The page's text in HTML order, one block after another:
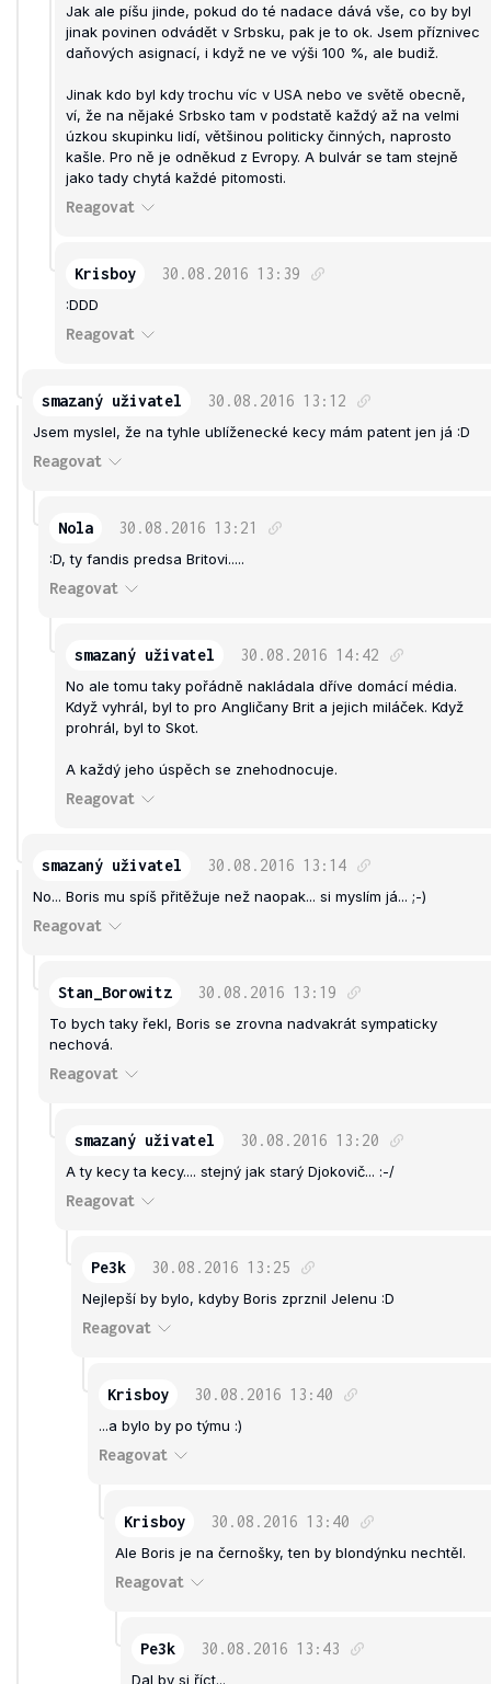
Jak ale píšu jinde, pokud do té nadace dává vše, co by byl
jinak povinen odvádět v Srbsku, pak je to ok. Jsem příznivec
daňových asignací, i když ne ve výši 100 %, ale budiž.
Jinak kdo byl kdy trochu víc v USA nebo ve světě obecně,
ví, že na nějaké Srbsko tam v podstatě každý až na velmi
úzkou skupinku lidí, většinou politicky činných, naprosto
kašle. Pro ně je odněkud z Evropy. A bulvár se tam stejně
jako tady chytá každé pitomosti.
Reagovat
Krisboy 30.08.2016 13:39
:DDD
Reagovat
smazaný uživatel 30.08.2016 13:12
Jsem myslel, že na tyhle ublíženecké kecy mám patent jen já :D
Reagovat
Nola 30.08.2016 13:21
:D, ty fandis predsa Britovi.....
Reagovat
smazaný uživatel 30.08.2016 14:42
No ale tomu taky pořádně nakládala dříve domácí média.
Když vyhrál, byl to pro Angličany Brit a jejich miláček. Když
prohrál, byl to Skot.
A každý jeho úspěch se znehodnocuje.
Reagovat
smazaný uživatel 30.08.2016 13:14
No... Boris mu spíš přitěžuje než naopak... si myslím já... ;-)
Reagovat
Stan_Borowitz 30.08.2016 13:19
To bych taky řekl, Boris se zrovna nadvakrát sympaticky
nechová.
Reagovat
smazaný uživatel 30.08.2016 13:20
A ty kecy ta kecy.... stejný jak starý Djokovič... :-/
Reagovat
Pe3k 30.08.2016 13:25
Nejlepší by bylo, kdyby Boris zprznil Jelenu :D
Reagovat
Krisboy 30.08.2016 13:40
...a bylo by po týmu :)
Reagovat
Krisboy 30.08.2016 13:40
Ale Boris je na černošky, ten by blondýnku nechtěl.
Reagovat
Pe3k 30.08.2016 13:43
Dal by si říct...